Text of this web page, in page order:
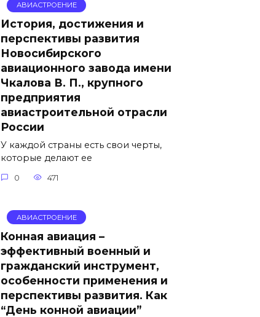
АВИАСТРОЕНИЕ
История, достижения и
перспективы развития
Новосибирского
авиационного завода имени
Чкалова В. П., крупного
предприятия
авиастроительной отрасли
России
У каждой страны есть свои черты,
которые делают ее
0 471
АВИАСТРОЕНИЕ
Конная авиация –
эффективный военный и
гражданский инструмент,
особенности применения и
перспективы развития. Как
“День конной авиации”